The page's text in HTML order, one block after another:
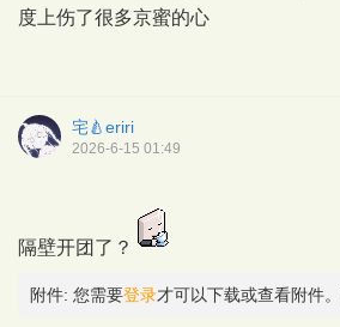
度上伤了很多京蜜的心
宅🍐eriri
2026-6-15 01:49
隔壁开团了？
附件: 您需要登录才可以下载或查看附件